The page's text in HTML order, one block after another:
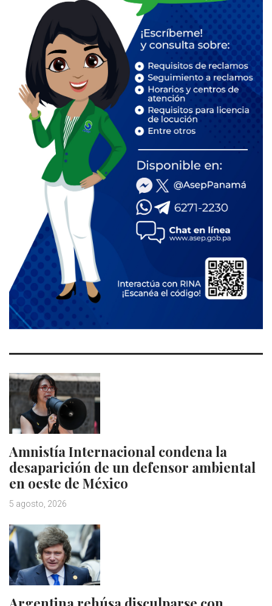
Amnistía Internacional condena la
desaparición de un defensor ambiental
en oeste de México
5 agosto, 2026